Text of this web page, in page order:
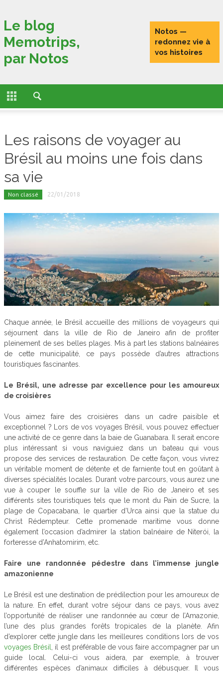
ACCUEIL
ACTUALITÉS
FONCTIONNALITÉS
L’HISTOIRE DE MEMOTRIPS
VOYAGEURS CONNECTÉS
TESTS
PORTRAITS DE VOYAGEURS
Le blog
Memotrips,
par Notos
Notos —
redonnez vie à
vos histoires
Les raisons de voyager au
Brésil au moins une fois dans
sa vie
Non classé 22/01/2018
Chaque année, le Brésil accueille des millions de voyageurs qui
séjournent dans la ville de Rio de Janeiro afin de profiter
pleinement de ses belles plages. Mis à part les stations balnéaires
de cette municipalité, ce pays possède d’autres attractions
touristiques fascinantes.
Le Brésil, une adresse par excellence pour les amoureux
de croisières
Vous aimez faire des croisières dans un cadre paisible et
exceptionnel ? Lors de vos voyages Brésil, vous pouvez effectuer
une activité de ce genre dans la baie de Guanabara. Il serait encore
plus intéressant si vous naviguiez dans un bateau qui vous
propose des services de restauration. De cette façon, vous vivrez
un véritable moment de détente et de farniente tout en goûtant à
diverses spécialités locales. Durant votre parcours, vous aurez une
vue à couper le souffle sur la ville de Rio de Janeiro et ses
différents sites touristiques tels que le mont du Pain de Sucre, la
plage de Copacabana, le quartier d’Urca ainsi que la statue du
Christ Rédempteur. Cette promenade maritime vous donne
également l’occasion d’admirer la station balnéaire de Niterói, la
forteresse d’Anhatomirim, etc.
Faire une randonnée pédestre dans l’immense jungle
amazonienne
Le Brésil est une destination de prédilection pour les amoureux de
la nature. En effet, durant votre séjour dans ce pays, vous avez
l’opportunité de réaliser une randonnée au cœur de l’Amazonie,
l’une des plus grandes forêts tropicales de la planète. Afin
d’explorer cette jungle dans les meilleures conditions lors de vos
voyages Brésil, il est préférable de vous faire accompagner par un
guide local. Celui-ci vous aidera, par exemple, à trouver
différentes espèces d’animaux difficiles à débusquer. Il vous